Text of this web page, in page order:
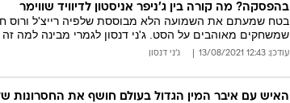
בהפסקה? מה קורה בין ג'ניפר אניסטון לדיוויד שווימר
שמשחקים מאוהבים על הסט. ג'ני דנסון לגמרי מבינה למה זה
עודכן: 12:43 13/08/2021 ג'ני דנסון
האיש עם איבר המין הגדול בעולם חושף את החסרונות